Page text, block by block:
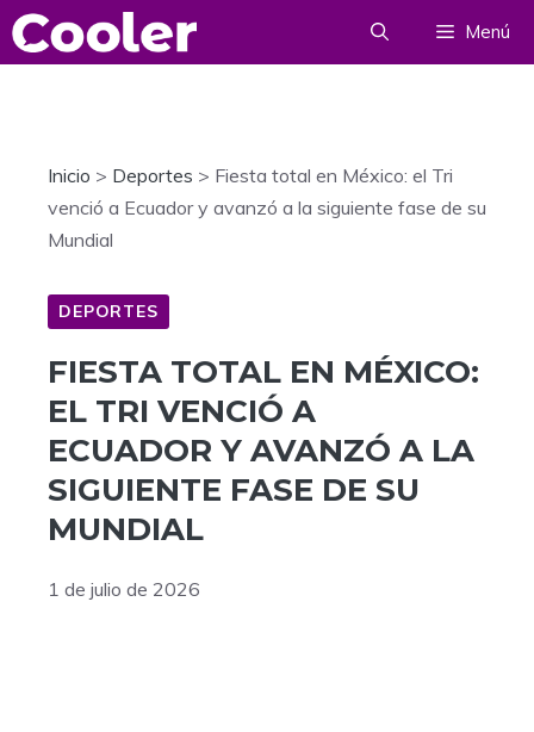
Saltar
al
Menú
Inicio > Deportes > Fiesta total en México: el Tri
venció a Ecuador y avanzó a la siguiente fase de su
Mundial
DEPORTES
FIESTA TOTAL EN MÉXICO:
EL TRI VENCIÓ A
ECUADOR Y AVANZÓ A LA
SIGUIENTE FASE DE SU
MUNDIAL
1 de julio de 2026